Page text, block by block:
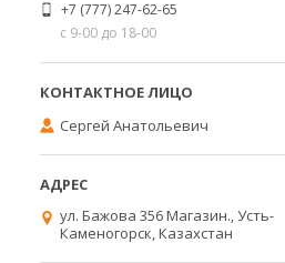
+7 (777) 247-62-65
с 9-00 до 18-00
Сергей Анатольевич
ул. Бажова 356 Магазин., Усть-
Каменогорск, Казахстан